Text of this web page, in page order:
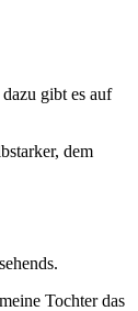
gibt es auf
dem
Tochter das